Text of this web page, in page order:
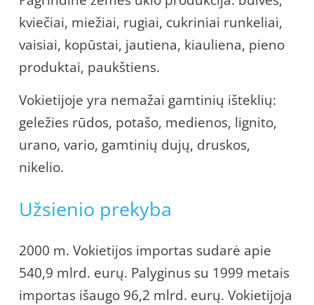
kviečiai, miežiai, rugiai, cukriniai runkeliai,
vaisiai, kopūstai, jautiena, kiauliena, pieno
produktai, paukštiens.
Vokietijoje yra nemažai gamtinių išteklių:
geležies rūdos, potašo, medienos, lignito,
urano, vario, gamtinių dujų, druskos,
nikelio.
Užsienio prekyba
2000 m. Vokietijos importas sudarė apie
540,9 mlrd. eurų. Palyginus su 1999 metais
importas išaugo 96,2 mlrd. eurų. Vokietijoja